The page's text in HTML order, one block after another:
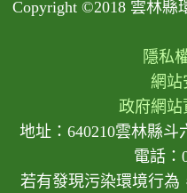
Copyright ©2018 雲林縣
隱私
網站
政府網站
地址：640210雲林縣斗
電話：
若有發現污染環境行為